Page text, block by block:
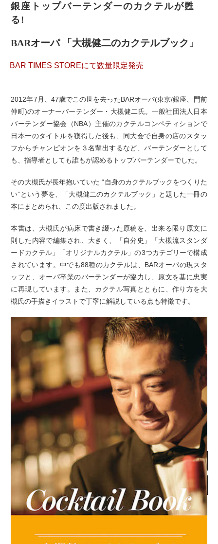
銀座トップバーテンダーのカクテルが甦
る!
BARオーパ 「大槻健二のカクテルブック」
BAR TIMES STOREにて数量限定発売
2012年7月、47歳でこの世を去ったBARオーパ(東京/銀座、門前
仲町)のオーナーバーテンダー・大槻健二氏。一般社団法人日本
バーテンダー協会（NBA）主催のカクテルコンペティションで
日本一のタイトルを獲得した後も、同大会で自身の店のスタッ
フからチャンピオンを３名輩出するなど、バーテンダーとして
も、指導者としても誰もが認めるトップバーテンダーでした。
その大槻氏が長年抱いていた “自身のカクテルブックをつくりた
い”という夢を、「大槻健二のカクテルブック」と題した一冊の
本にまとめられ、この度出版されました。
本書は、大槻氏が病床で書き綴った原稿を、出来る限り原文に
則した内容で編集され、大きく、「自分史」「大槻流スタンダ
ードカクテル」「オリジナルカクテル」の3つカテゴリーで構成
されています。中でも88種のカクテルは、BARオーパの現スタ
ッフと、オーパ卒業のバーテンダーが協力し、原文を基に忠実
に再現しています。また、カクテル写真とともに、作り方を大
槻氏の手描きイラストで丁寧に解説している点も特徴です。